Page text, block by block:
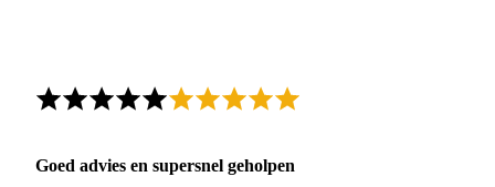
Goed advies en supersnel geholpen